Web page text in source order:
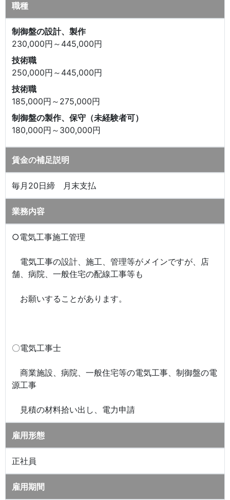
職種
制御盤の設計、製作
230,000円～445,000円
技術職
250,000円～445,000円
技術職
185,000円～275,000円
制御盤の製作、保守（未経験者可）
180,000円～300,000円
賃金の補足説明
毎月20日締 月末支払
業務内容
○電気工事施工管理
電気工事の設計、施工、管理等がメインですが、店
舗、病院、一般住宅の配線工事等も
お願いすることがあります。
〇電気工事士
商業施設、病院、一般住宅等の電気工事、制御盤の電
源工事
見積の材料拾い出し、電力申請
雇用形態
正社員
雇用期間